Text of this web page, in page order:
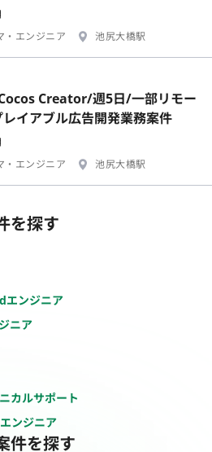
・エンジニア
池尻大橋駅
Cocos Creator/週5日/一部リモー
イアブル広告開発業務案件
・エンジニア
池尻大橋駅
を探す
エンジニア
ニア
カルサポート
ンジニア
件を探す